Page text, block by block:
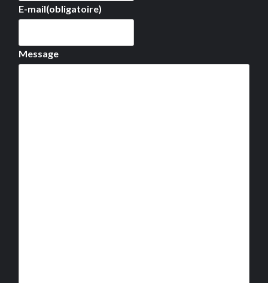
E-mail(obligatoire)
Message